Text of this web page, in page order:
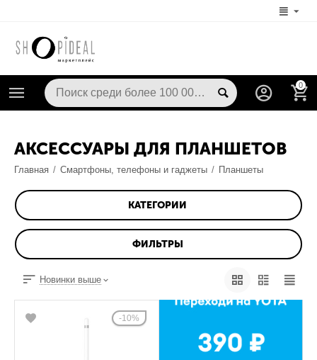
0
АКСЕССУАРЫ ДЛЯ ПЛАНШЕТОВ
Главная / Смартфоны, телефоны и гаджеты / Планшеты
КАТЕГОРИИ
ФИЛЬТРЫ
Новинки выше
10%